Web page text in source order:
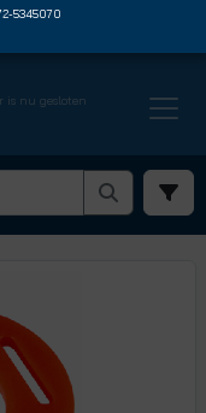
5345070
is nu gesloten
› VERGRENDELCLIPS › PIC1812R